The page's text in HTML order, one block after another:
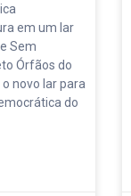
em um lar
Sem
Órfãos do
novo lar para
do